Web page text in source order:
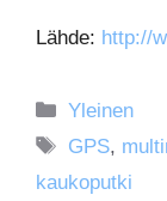
Lähde: http://
Kategoriat
Yleinen
Avainsanat
GPS,
kaukoputki